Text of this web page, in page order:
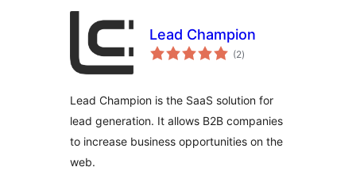
Lead Champion
(2celkové
hodnotenie
)
Lead Champion is the SaaS solution for
lead generation. It allows B2B companies
to increase business opportunities on the
web.